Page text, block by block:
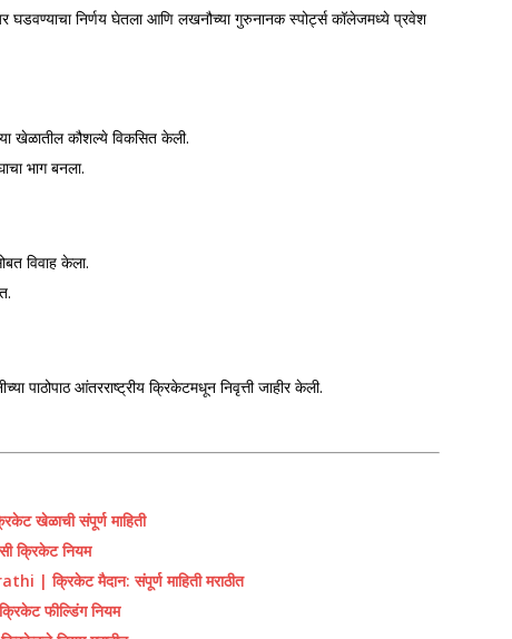
घडवण्याचा निर्णय घेतला आणि लखनौच्या गुरुनानक स्पोर्ट्स कॉलेजमध्ये प्रवेश
खेळातील कौशल्ये विकसित केली.
भाग बनला.
विवाह केला.
पाठोपाठ आंतरराष्ट्रीय क्रिकेटमधून निवृत्ती जाहीर केली.
संपूर्ण माहिती
क्रिकेट नियम
मैदान: संपूर्ण माहिती मराठीत
फील्डिंग नियम